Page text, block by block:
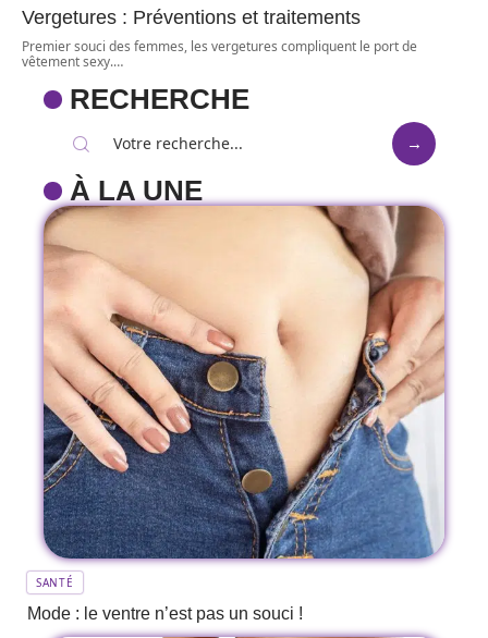
Vergetures : Préventions et traitements
Premier souci des femmes, les vergetures compliquent le port de
vêtement sexy.…
RECHERCHE
À LA UNE
SANTÉ
Mode : le ventre n’est pas un souci !